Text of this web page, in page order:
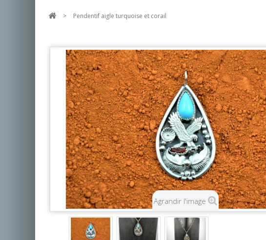
> Pendentif aigle turquoise et corail
Agrandir l'image